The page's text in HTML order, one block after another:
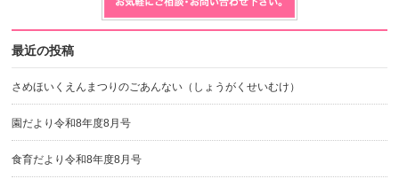
最近の投稿
さめほいくえんまつりのごあんない（しょうがくせいむけ）
園だより令和8年度8月号
食育だより令和8年度8月号